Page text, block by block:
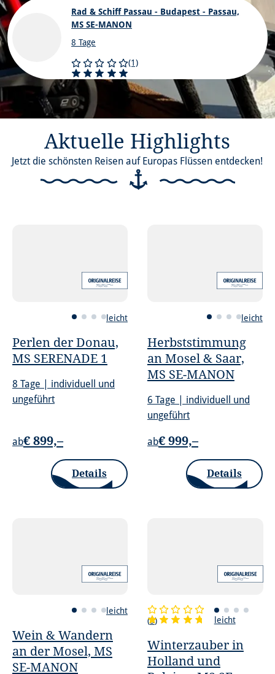
Rad & Schiff Passau - Budapest - Passau,
MS SE-MANON
8 Tage
(1)
Aktuelle Highlights
Jetzt die schönsten Reisen auf Europas Flüssen entdecken!
Perlen der Donau,
MS SERENADE 1
leicht
8 Tage | individuell und
ungeführt
Details
ab€ 899,–
Herbststimmung
an Mosel & Saar,
MS SE-MANON
leicht
6 Tage | individuell und
ungeführt
Details
ab€ 999,–
Wein & Wandern
an der Mosel, MS
SE-MANON
leicht
Winterzauber in
Holland und
(5) leicht